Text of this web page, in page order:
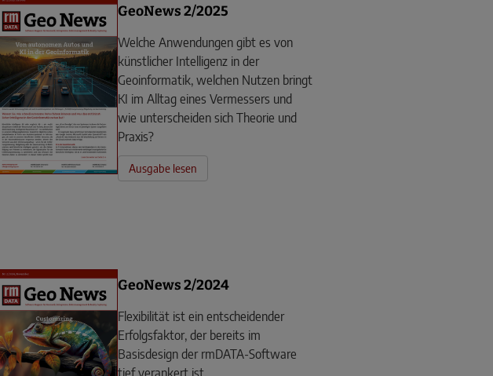
GeoNews 2/2025
Welche Anwendungen gibt es von
künstlicher Intelligenz in der
Geoinformatik, welchen Nutzen bringt
KI im Alltag eines Vermessers und
wie unterscheiden sich Theorie und
Praxis?
Ausgabe lesen
GeoNews 2/2024
Flexibilität ist ein entscheidender
Erfolgsfaktor, der bereits im
Basisdesign der rmDATA-Software
tief verankert ist.